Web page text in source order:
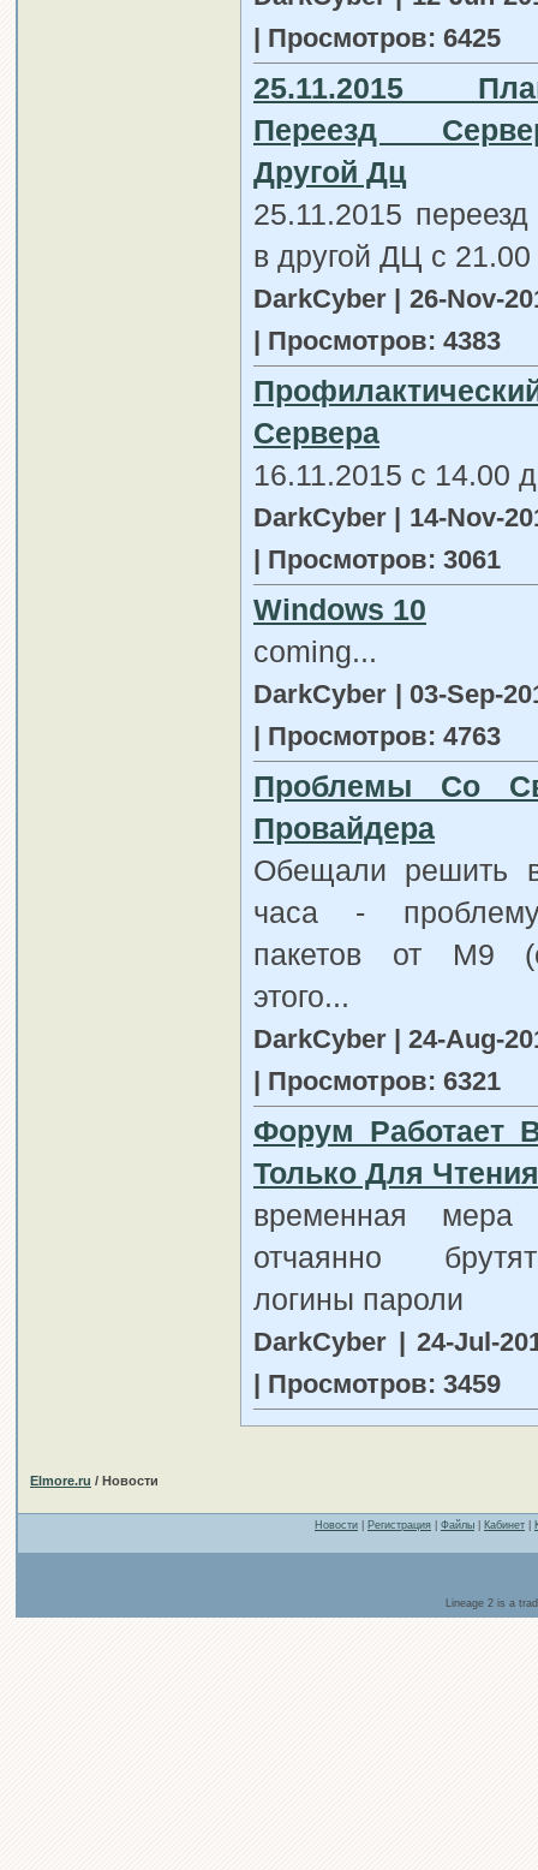
| Просмотров: 6425
25.11.2015
Переезд
Другой Дц
25.11.2015
в другой ДЦ c
DarkCyber | 26-Nov-
| Просмотров: 4383
Сервера
16.11.2015 с 14.00
DarkCyber | 14-Nov-
| Просмотров: 3061
Windows 10
coming...
DarkCyber | 03-Sep-
| Просмотров: 4763
Проблемы Со
Провайдера
Обещали решить
часа -
пакетов от М9
этого...
DarkCyber | 24-Aug-
| Просмотров: 6321
Форум Работает
Только Для Чтения
временная мера
отчаянно
логины пароли
DarkCyber | 24-Jul-
| Просмотров: 3459
Elmore.ru / Новости
Новости Регистрация Файлы Кабинет
Lineage 2 is a